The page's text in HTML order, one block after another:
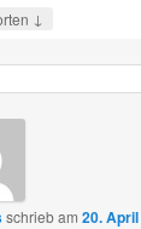
↓
schriebam20.